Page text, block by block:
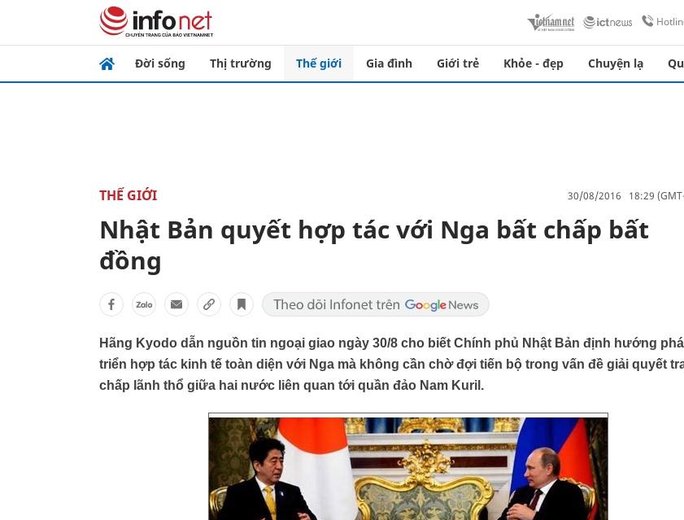
Đời sống Thị trường Thế giới Gia đình Giới trẻ Khỏe - đẹp Chuyện lạ
THẾ GIỚI 30/08/2016 18:29
Nhật Bản quyết hợp tác với Nga bất chấp bất
đồng
Hãng Kyodo dẫn nguồn tin ngoại giao ngày 30/8 cho biết Chính phủ Nhật Bản định hướng
triển hợp tác kinh tế toàn diện với Nga mà không cần chờ đợi tiến bộ trong vấn đề giải quyết
chấp lãnh thổ giữa hai nước liên quan tới quần đảo Nam Kuril.